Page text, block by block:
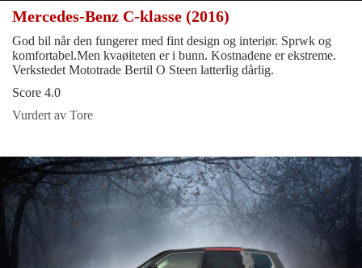
Mercedes-Benz C-klasse (2016)
God bil når den fungerer med fint design og interiør. Sprwk og
komfortabel.Men kvaøiteten er i bunn. Kostnadene er ekstreme.
Verkstedet Mototrade Bertil O Steen latterlig dårlig.
Score 4.0
Vurdert av Tore